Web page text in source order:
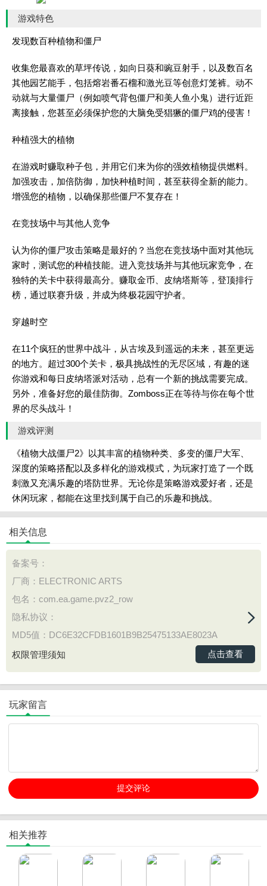
游戏特色
发现数百种植物和僵尸
收集您最喜欢的草坪传说，如向日葵和豌豆射手，以及数百名
其他园艺能手，包括熔岩番石榴和激光豆等创意灯笼裤。动不
动就与大量僵尸（例如喷气背包僵尸和美人鱼小鬼）进行近距
离接触，您甚至必须保护您的大脑免受猖獗的僵尸鸡的侵害！
种植强大的植物
在游戏时赚取种子包，并用它们来为你的强效植物提供燃料。
加强攻击，加倍防御，加快种植时间，甚至获得全新的能力。
增强您的植物，以确保那些僵尸不复存在！
在竞技场中与其他人竞争
认为你的僵尸攻击策略是最好的？当您在竞技场中面对其他玩
家时，测试您的种植技能。进入竞技场并与其他玩家竞争，在
独特的关卡中获得最高分。赚取金币、皮纳塔斯等，登顶排行
榜，通过联赛升级，并成为终极花园守护者。
穿越时空
在11个疯狂的世界中战斗，从古埃及到遥远的未来，甚至更远
的地方。超过300个关卡，极具挑战性的无尽区域，有趣的迷
你游戏和每日皮纳塔派对活动，总有一个新的挑战需要完成。
另外，准备好您的最佳防御。Zomboss正在等待与你在每个世
界的尽头战斗！
游戏评测
《植物大战僵尸2》以其丰富的植物种类、多变的僵尸大军、
深度的策略搭配以及多样化的游戏模式，为玩家打造了一个既
刺激又充满乐趣的塔防世界。无论你是策略游戏爱好者，还是
休闲玩家，都能在这里找到属于自己的乐趣和挑战。
相关信息
备案号：
厂商：ELECTRONIC ARTS
包名：com.ea.game.pvz2_row
隐私协议：
MD5值：DC6E32CFDB1601B9B25475133AE8023A
权限管理须知
点击查看
玩家留言
相关推荐